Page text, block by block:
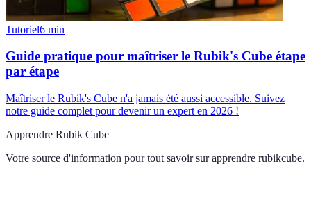
Tutoriel6 min
Guide pratique pour maîtriser le Rubik's Cube étape
par étape
Maîtriser le Rubik's Cube n'a jamais été aussi accessible. Suivez
notre guide complet pour devenir un expert en 2026 !
Apprendre Rubik Cube
Votre source d'information pour tout savoir sur apprendre rubikcube.